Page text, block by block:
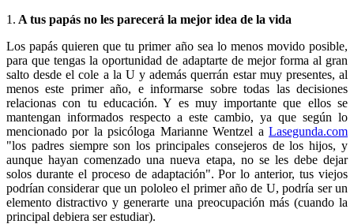
1. A tus papás no les parecerá la mejor idea de la vida
Los papás quieren que tu primer año sea lo menos movido posible,
para que tengas la oportunidad de adaptarte de mejor forma al gran
salto desde el cole a la U y además querrán estar muy presentes, al
menos este primer año, e informarse sobre todas las decisiones
relacionas con tu educación. Y es muy importante que ellos se
mantengan informados respecto a este cambio, ya que según lo
mencionado por la psicóloga Marianne Wentzel a Lasegunda.com
"los padres siempre son los principales consejeros de los hijos, y
aunque hayan comenzado una nueva etapa, no se les debe dejar
solos durante el proceso de adaptación". Por lo anterior, tus viejos
podrían considerar que un pololeo el primer año de U, podría ser un
elemento distractivo y generarte una preocupación más (cuando la
principal debiera ser estudiar).